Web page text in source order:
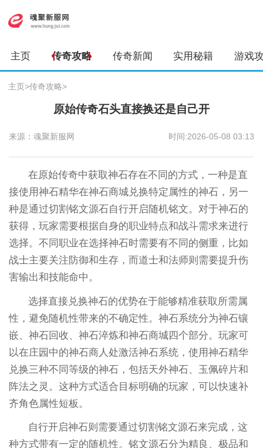
主页 传奇攻略 传奇新闻 实用秘籍 游戏
主页>传奇攻略>
原始传奇石头直接换还是自己开
来源：魂聚新服网 时间:2026-05-08 03:13
在原始传奇中获取神石存在不同的方式，一种是直
接使用神石精华在神石商城兑换特定属性的神石，另一
种是通过切割铭文源石自行开启随机铭文。对于神石的
获得，玩家需要根据自身的职业特点和战斗需求来进行
选择。不同职业在选择神石时需要有不同的侧重，比如
战士主要关注防御和生存，而道士和法师则需要提升伤
害输出和技能命中。
选择直接兑换神石的优势在于能够精准获取所需属
性，避免随机性带来的不确定性。神石系统分为神石镶
嵌、神石回收、神石淬炼和神石商城四个部分。玩家可
以在庄园中的神石商人处激活神石系统，使用神石精华
兑换三种不同等级的神石，包括天外神石、玉佩碎片和
阵法之灵。这种方式适合目标明确的玩家，可以快速补
齐角色属性短板。
自行开启神石则需要通过切割铭文源石来完成，这
种方式带有一定的随机性。铭文源石分为精良、极品和